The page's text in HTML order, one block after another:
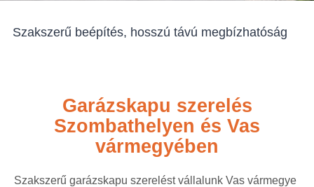
Szakszerű beépítés, hosszú távú megbízhatóság
Garázskapu szerelés
Szombathelyen és Vas
vármegyében
Szakszerű garázskapu szerelést vállalunk Vas vármegye